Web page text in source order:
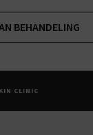
BEHANDELING
CLINIC